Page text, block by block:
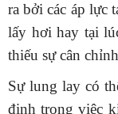
ra bởi các áp lực
lấy hơi hay tại
thiếu sự cân
Sự lung lay có
định trong việc